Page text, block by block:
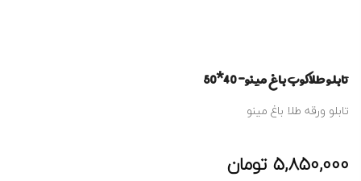
تابلو طلاکوب باغ مینو- 40*50
تابلو ورقه طلا باغ مینو
5,850,000تومان